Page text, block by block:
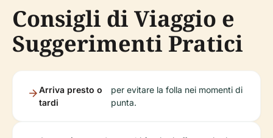
Consigli di Viaggio e
Suggerimenti Pratici
Arriva presto o
tardi
per evitare la folla nei momenti di
punta.